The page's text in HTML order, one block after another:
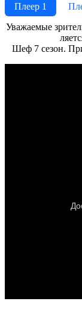
Плеер 1
Ува­жае­мые
Шеф 7 сезон.